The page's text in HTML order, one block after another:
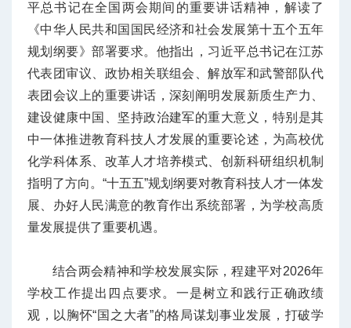
平总书记在全国两会期间的重要讲话精神，解读了
《中华人民共和国国民经济和社会发展第十五个五年
规划纲要》部署要求。他指出，习近平总书记在江苏
代表团审议、政协相关联组会、解放军和武警部队代
表团会议上的重要讲话，深刻阐明发展新质生产力、
建设健康中国、坚持政治建军的重大意义，特别是其
中一体推进教育科技人才发展的重要论述，为高校优
化学科体系、改革人才培养模式、创新科研组织机制
指明了方向。“十五五”规划纲要对教育科技人才一体发
展、办好人民满意的教育作出系统部署，为学校高质
量发展提供了重要机遇。
结合两会精神和学校发展实际，程建平对2026年
学校工作提出四点要求。一是树立和践行正确政绩
观，以胸怀“国之大者”的格局谋划事业发展，打破学